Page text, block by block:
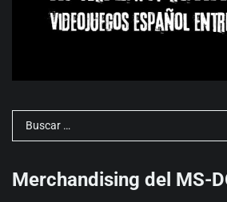
Buscar:
Merchandising del MS-